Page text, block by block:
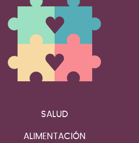
SALUD
ALIMENTACIÓN